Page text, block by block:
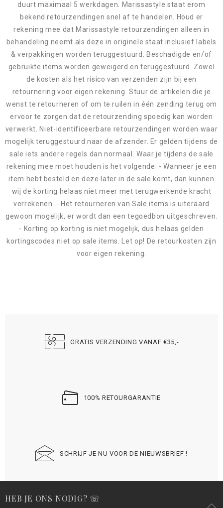
duurt maximaal 5 werkdagen. Marissastyle staat erom
bekend retourzendingen snel af te handelen. Houd er
rekening mee dat Marissastyle retourzendingen alleen in
behandeling neemt als deze in originele staat inclusief labels
& verpakkingen worden teruggestuurd. Beschadigde en/of
gebruikte items worden geweigerd en teruggestuurd. Zowel
de kosten als het risico van verzenden zijn bij een
retournering voor eigen rekening. Stuur de artikelen die je
wenst te retourneren of om te ruilen in één zending terug om
ervoor te zorgen dat de retourzending spoedig kan worden
verwerkt. Niet-identificeerbare retourzendingen worden waar
mogelijk teruggestuurd naar de afzender. Er gelden tijdens de
sale iets andere regels dan normaal. Waar je tijdens de sale
rekening mee moet houden is het volgende: - Wanneer je een
item hebt besteld en deze later in de sale komt, dan kunnen
wij de korting helaas niet meer met terugwerkende kracht
verrekenen. - Het retourneren van Sale items is uiteraard
gewoon mogelijk, er wordt dan een tegoedbon uitgeschreven.
- Korting op korting is niet mogelijk, dus helaas gelden
kortingscodes niet op sale items. Let op! De retourkosten zijn
voor eigen rekening.
GRATIS VERZENDING VANAF €35,-
100% RETOURGARANTIE
SCHRIJF JE NU VOOR DE NIEUWSBRIEF !
HEB JE ONS NODIG? ☏